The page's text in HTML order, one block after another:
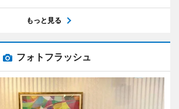
もっと見る
フォトフラッシュ